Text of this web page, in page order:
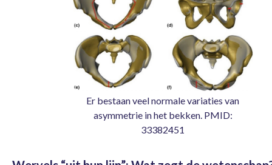
Er bestaan veel normale variaties van
asymmetrie in het bekken. PMID:
33382451